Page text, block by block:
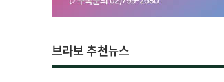
브라보 추천뉴스